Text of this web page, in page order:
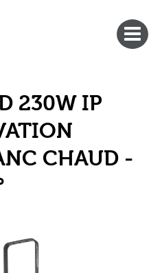
230W IP
CHAUD -